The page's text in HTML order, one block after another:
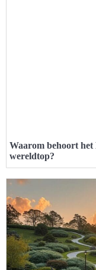
Waarom behoort
wereldtop?